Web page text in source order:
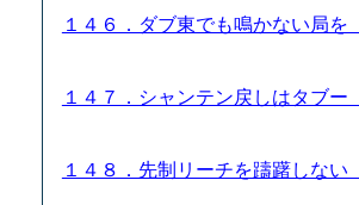
１４６．ダブ東でも鳴かない局を
１４７．シャンテン戻しはタブー
１４８．先制リーチを躊躇しない